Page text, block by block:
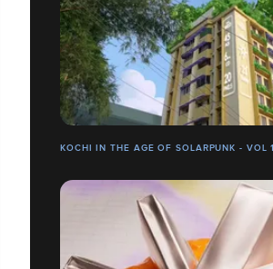
KOCHI IN THE AGE OF SOLARPUNK - VOL 1